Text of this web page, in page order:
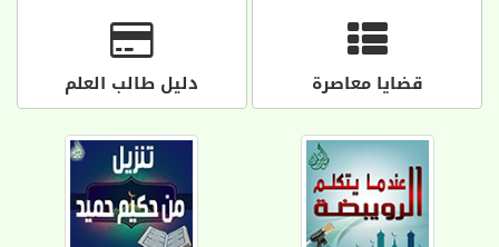
قضايا معاصرة دليل طالب العلم